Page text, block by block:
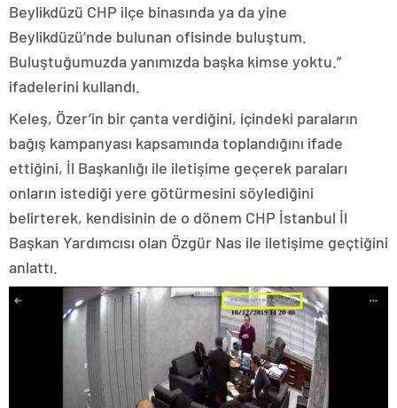
Beylikdüzü CHP ilçe binasında ya da yine
Beylikdüzü’nde bulunan ofisinde buluştum.
Buluştuğumuzda yanımızda başka kimse yoktu.”
ifadelerini kullandı.
Keleş, Özer’in bir çanta verdiğini, içindeki paraların
bağış kampanyası kapsamında toplandığını ifade
ettiğini, İl Başkanlığı ile iletişime geçerek paraları
onların istediği yere götürmesini söylediğini
belirterek, kendisinin de o dönem CHP İstanbul İl
Başkan Yardımcısı olan Özgür Nas ile iletişime geçtiğini
anlattı.